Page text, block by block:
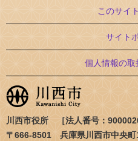
このサイ
サイト
個人情報の取
川西市役所 ［法人番号：
〒666-8501 兵庫県川西市中央